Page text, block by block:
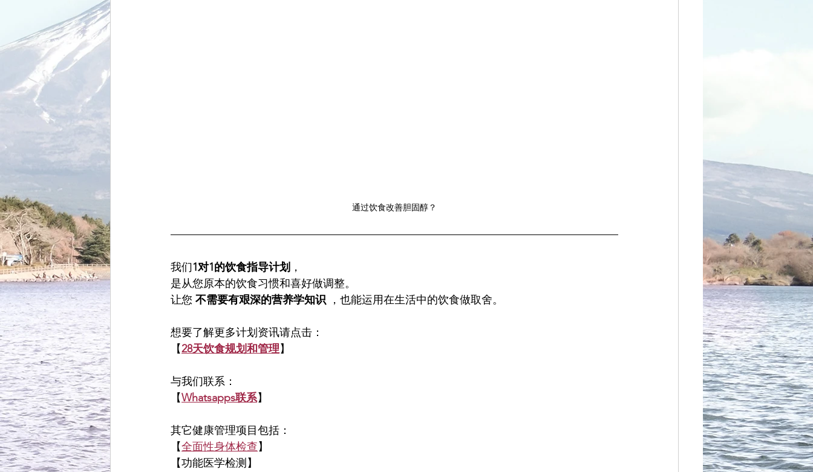
通过饮食改善胆固醇？
我们1对1的饮食指导计划 ，
是从您原本的饮食习惯和喜好做调整。
让您 不需要有艰深的营养学知识 ，也能运用在生活中的饮食做取舍。
想要了解更多计划资讯请点击：
【28天饮食规划和管理】
与我们联系：
【Whatsapps联系】
其它健康管理项目包括：
【全面性身体检查】
【功能医学检测】